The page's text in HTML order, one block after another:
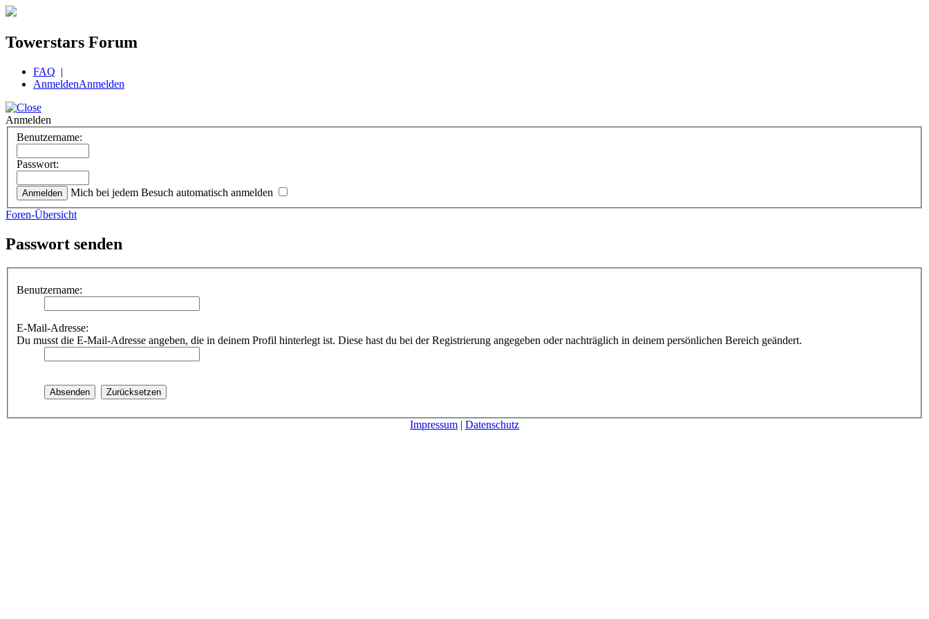
Towerstars Forum
FAQ |
AnmeldenAnmelden
Anmelden
Benutzername:
Passwort:
Mich bei jedem Besuch automatisch anmelden
Foren-Übersicht
Passwort senden
Benutzername:
E-Mail-Adresse:
Du musst die E-Mail-Adresse angeben, die in deinem Profil hinterlegt ist. Diese hast du bei der Registrierung angegeben oder nachträglich in deinem persönlichen Bereich geändert.
Impressum | Datenschutz